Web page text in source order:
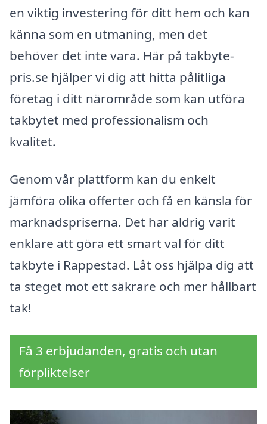
en viktig investering för ditt hem och kan
känna som en utmaning, men det
behöver det inte vara. Här på takbyte-
pris.se hjälper vi dig att hitta pålitliga
företag i ditt närområde som kan utföra
takbytet med professionalism och
kvalitet.
Genom vår plattform kan du enkelt
jämföra olika offerter och få en känsla för
marknadspriserna. Det har aldrig varit
enklare att göra ett smart val för ditt
takbyte i Rappestad. Låt oss hjälpa dig att
ta steget mot ett säkrare och mer hållbart
tak!
Få 3 erbjudanden, gratis och utan
förpliktelser